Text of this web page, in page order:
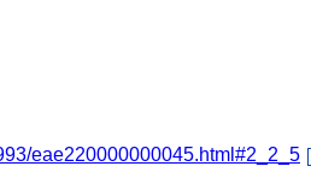
eae220000000045.html#2_2_5